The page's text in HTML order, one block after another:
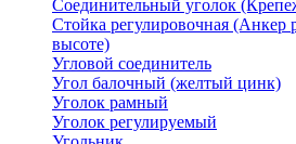
Соединительный уголок
Стойка регулировочная (Анкер
высоте)
Угловой соединитель
Угол балочный (желтый цинк)
Уголок рамный
Уголок регулируемый